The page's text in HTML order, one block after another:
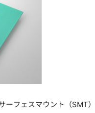
フェスマウント（SMT